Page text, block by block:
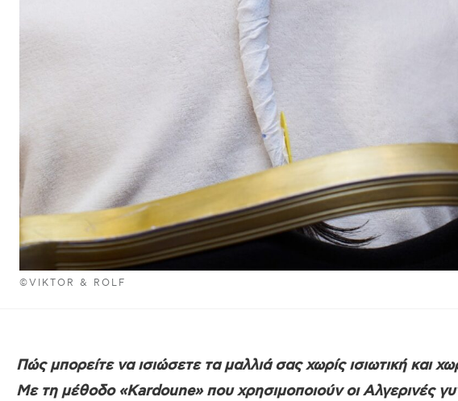
©VIKTOR & ROLF
Πώς μπορείτε να ισιώσετε τα μαλλιά σας χωρίς ισιωτική και
Με τη μέθοδο «Kardoune» που χρησιμοποιούν οι Αλγερινές